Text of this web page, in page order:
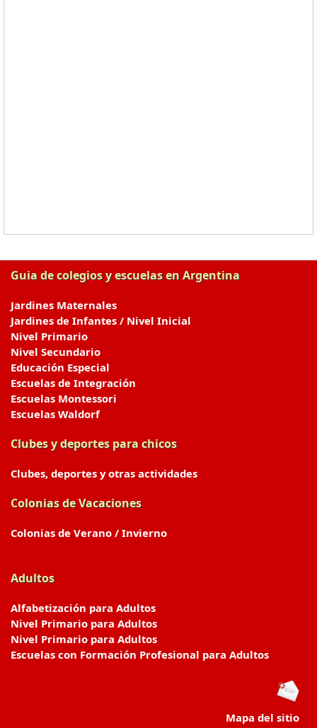
Guia de colegios y escuelas en Argentina
Jardines Maternales
Jardines de Infantes / Nivel Inicial
Nivel Primario
Nivel Secundario
Educación Especial
Escuelas de Integración
Escuelas Montessori
Escuelas Waldorf
Clubes y deportes para chicos
Clubes, deportes y otras actividades
Colonias de Vacaciones
Colonias de Verano / Invierno
Adultos
Alfabetización para Adultos
Nivel Primario para Adultos
Nivel Primario para Adultos
Escuelas con Formación Profesional para Adultos
Mapa del sitio